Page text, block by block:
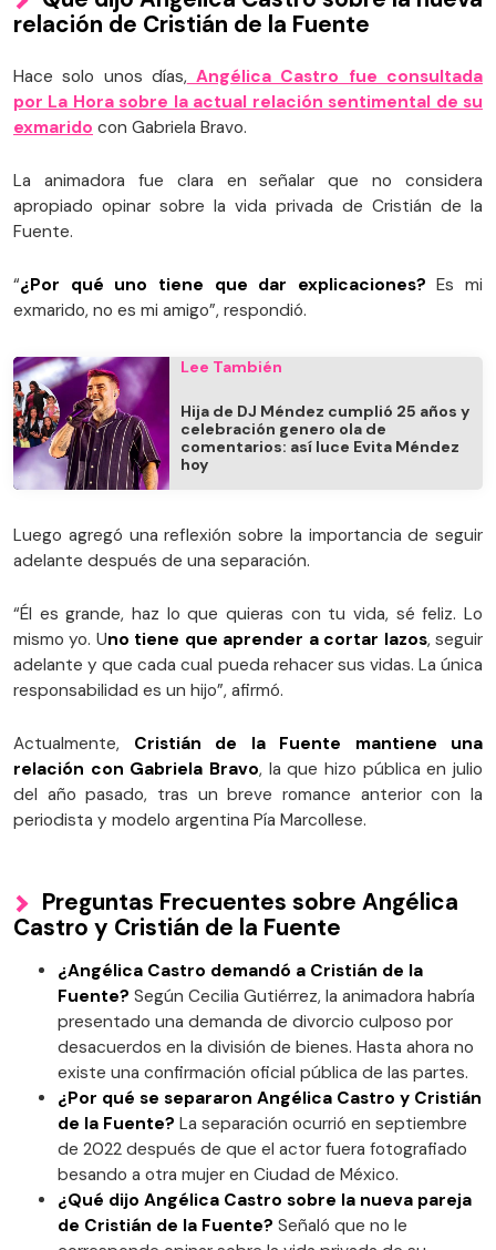
relación de Cristián de la Fuente
Hace solo unos días, Angélica Castro fue consultada
por La Hora sobre la actual relación sentimental de su
exmarido con Gabriela Bravo.
La animadora fue clara en señalar que no considera
apropiado opinar sobre la vida privada de Cristián de la
Fuente.
“¿Por qué uno tiene que dar explicaciones? Es mi
exmarido, no es mi amigo”, respondió.
Lee También
Hija de DJ Méndez cumplió 25 años y
celebración genero ola de
comentarios: así luce Evita Méndez
hoy
Luego agregó una reflexión sobre la importancia de seguir
adelante después de una separación.
“Él es grande, haz lo que quieras con tu vida, sé feliz. Lo
mismo yo. Uno tiene que aprender a cortar lazos, seguir
adelante y que cada cual pueda rehacer sus vidas. La única
responsabilidad es un hijo”, afirmó.
Actualmente, Cristián de la Fuente mantiene una
relación con Gabriela Bravo, la que hizo pública en julio
del año pasado, tras un breve romance anterior con la
periodista y modelo argentina Pía Marcollese.
Preguntas Frecuentes sobre Angélica
Castro y Cristián de la Fuente
¿Angélica Castro demandó a Cristián de la
Fuente? Según Cecilia Gutiérrez, la animadora habría
presentado una demanda de divorcio culposo por
desacuerdos en la división de bienes. Hasta ahora no
existe una confirmación oficial pública de las partes.
¿Por qué se separaron Angélica Castro y Cristián
de la Fuente? La separación ocurrió en septiembre
de 2022 después de que el actor fuera fotografiado
besando a otra mujer en Ciudad de México.
¿Qué dijo Angélica Castro sobre la nueva pareja
de Cristián de la Fuente? Señaló que no le